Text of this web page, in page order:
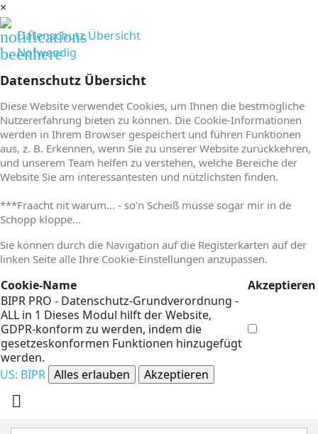
×
notifications
Datenschutz Übersicht
beenhere
Notwendig
Datenschutz Übersicht
Diese Website verwendet Cookies, um Ihnen die bestmögliche
Nutzererfahrung bieten zu können. Die Cookie-Informationen
werden in Ihrem Browser gespeichert und führen Funktionen
aus, z. B. Erkennen, wenn Sie zu unserer Website zurückkehren,
und unserem Team helfen zu verstehen, welche Bereiche der
Website Sie am interessantesten und nützlichsten finden.
***Fraacht nit warum... - so'n Scheiß müsse sogar mir in de
Schopp kloppe...
Sie können durch die Navigation auf die Registerkarten auf der
linken Seite alle Ihre Cookie-Einstellungen anzupassen.
Cookie-Name
Akzeptieren
BIPR PRO - Datenschutz-Grundverordnung -
ALL in 1 Dieses Modul hilft der Website,
GDPR-konform zu werden, indem die
gesetzeskonformen Funktionen hinzugefügt
werden.
US: BIPR Alles erlauben Akzeptieren
